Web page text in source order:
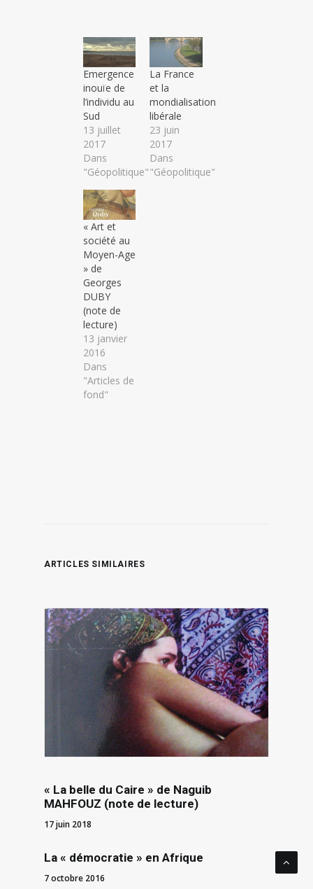
Emergence
inouïe de
l’individu au
Sud
13 juillet
2017
Dans
"Géopolitique"
La France
et la
mondialisation
libérale
23 juin
2017
Dans
"Géopolitique"
« Art et
société au
Moyen-Age
» de
Georges
DUBY
(note de
lecture)
13 janvier
2016
Dans
"Articles de
fond"
ARTICLES SIMILAIRES
« La belle du Caire » de Naguib
MAHFOUZ (note de lecture)
17 juin 2018
La « démocratie » en Afrique
7 octobre 2016